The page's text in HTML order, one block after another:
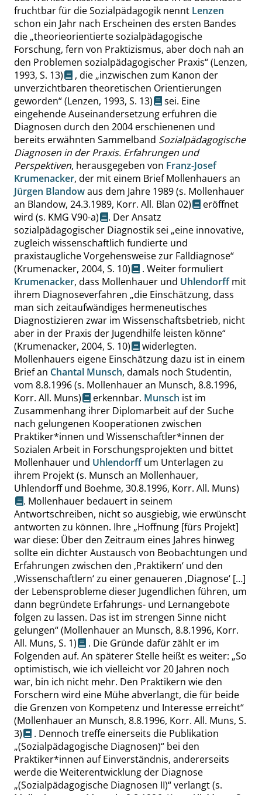
fruchtbar für die Sozialpädagogik nennt Lenzen
schon ein Jahr nach Erscheinen des ersten Bandes
die „theorieorientierte sozialpädagogische
Forschung, fern von Praktizismus, aber doch nah an
den Problemen sozialpädagogischer Praxis“(Lenzen,
1993, S. 13) , die „inzwischen zum Kanon der
unverzichtbaren theoretischen Orientierungen
geworden“(Lenzen, 1993, S. 13)
sei. Eine
eingehende Auseinandersetzung erfuhren die
Diagnosen durch den 2004 erschienenen und
bereits erwähnten Sammelband Sozialpädagogische
Diagnosen in der Praxis. Erfahrungen und
Perspektiven, herausgegeben von Franz-Josef
Krumenacker, der mit einem Brief Mollenhauers an
Jürgen Blandowaus dem Jahre 1989(s. Mollenhauer
an Blandow, 24.3.1989, Korr. All. Blan 02)
eröffnet
wird (s. KMG V90-a)
. Der Ansatz
sozialpädagogischer Diagnostik sei „eine innovative,
zugleich wissenschaftlich fundierte und
praxistaugliche Vorgehensweise zur Falldiagnose“
(Krumenacker, 2004, S. 10)
. Weiter formuliert
Krumenacker, dass Mollenhauer und Uhlendorffmit
ihrem Diagnoseverfahren „die Einschätzung, dass
man sich zeitaufwändiges hermeneutisches
Diagnostizieren zwar im Wissenschaftsbetrieb, nicht
aber in der Praxis der Jugendhilfe leisten könne“
(Krumenacker, 2004, S. 10)
widerlegten.
Mollenhauers eigene Einschätzung dazu ist in einem
Brief an Chantal Munsch, damals noch Studentin,
vom 8.8.1996(s. Mollenhauer an Munsch, 8.8.1996,
Korr. All. Muns)
erkennbar. Munsch ist im
Zusammenhang ihrer Diplomarbeit auf der Suche
nach gelungenen Kooperationen zwischen
Praktiker*innen und Wissenschaftler*innen der
Sozialen Arbeit in Forschungsprojekten und bittet
Mollenhauer und Uhlendorffum Unterlagen zu
ihrem Projekt(s. Munsch an Mollenhauer,
Uhlendorff und Boehme, 30.8.1996, Korr. All. Muns)
. Mollenhauer bedauert in seinem
Antwortschreiben, nicht so ausgiebig, wie erwünscht
antworten zu können. Ihre „Hoffnung [fürs Projekt]
war diese: Über den Zeitraum eines Jahres hinweg
sollte ein dichter Austausch von Beobachtungen und
Erfahrungen zwischen den ‚Praktikern‘ und den
‚Wissenschaftlern‘zu einer genaueren ‚Diagnose‘ […]
der Lebensprobleme dieser Jugendlichen führen, um
dann begründete Erfahrungs- und Lernangebote
folgen zu lassen. Das ist im strengen Sinne nicht
gelungen“(Mollenhauer an Munsch, 8.8.1996, Korr.
All. Muns, S. 1)
. Die Gründe dafür zählt er im
Folgenden auf. An späterer Stelle heißt es weiter: „So
optimistisch, wie ich vielleicht vor 20 Jahren noch
war, bin ich nicht mehr. Den Praktikern wie den
Forschern wird eine Mühe abverlangt, die für beide
die Grenzen von Kompetenz und Interesse erreicht“
(Mollenhauer an Munsch, 8.8.1996, Korr. All. Muns, S.
3)
. Dennoch treffe einerseits die Publikation
„(Sozialpädagogische Diagnosen)“ bei den
Praktiker*innen auf Einverständnis, andererseits
werde die Weiterentwicklung der Diagnose
„(Sozialpädagogische Diagnosen II)“verlangt(s.